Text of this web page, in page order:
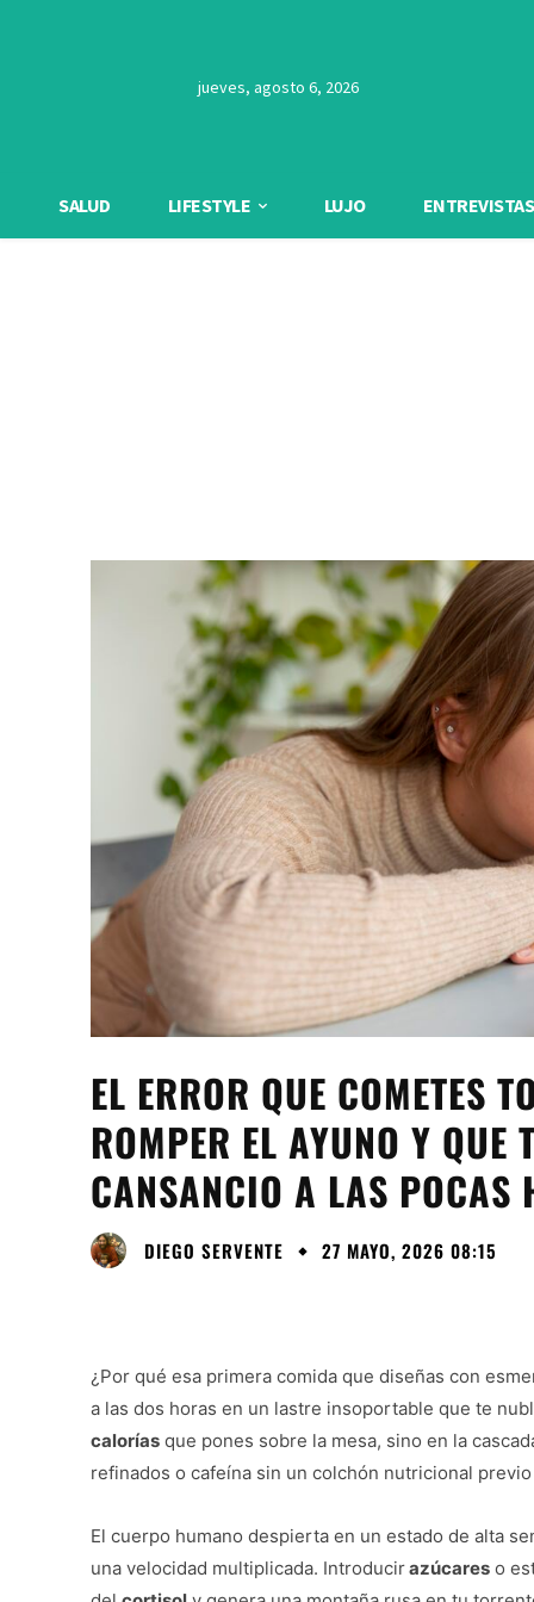
jueves, agosto 6, 2026
SALUD LIFESTYLE LUJO ENTREVISTAS
EL ERROR QUE COMETES
ROMPER EL AYUNO Y QUE
CANSANCIO A LAS POCAS
DIEGO SERVENTE 27 MAYO, 2026 08:15
¿Por qué esa primera comida que diseñas con
a las dos horas en un lastre insoportable que te
calorías que pones sobre la mesa, sino en la
refinados o cafeína sin un colchón nutricional
El cuerpo humano despierta en un estado de alta
una velocidad multiplicada. Introducirazúcares o